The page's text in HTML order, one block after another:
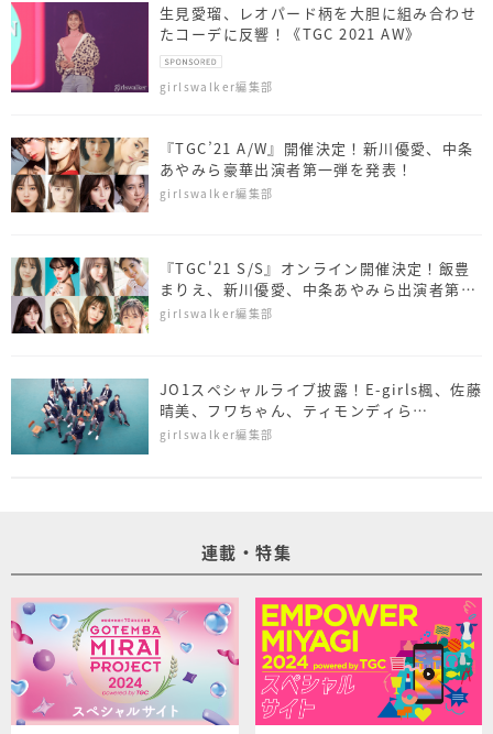
生見愛瑠、レオパード柄を大胆に組み合わせ
たコーデに反響！《TGC 2021 AW》
girlswalker編集部
『TGC’21 A/W』開催決定！新川優愛、中条
あやみら豪華出演者第一弾を発表！
girlswalker編集部
『TGC'21 S/S』オンライン開催決定！飯豊
まりえ、新川優愛、中条あやみら出演者第一
弾も発表！
girlswalker編集部
JO1スペシャルライブ披露！E-girls楓、佐藤
晴美、フワちゃん、ティモンディら
「TGC'20 A/W」出演者第4弾発表！
girlswalker編集部
連載・特集